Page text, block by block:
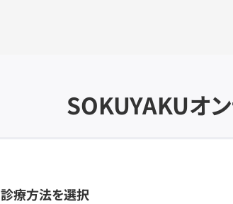
SOKUYAKUオ
診療方法を選択